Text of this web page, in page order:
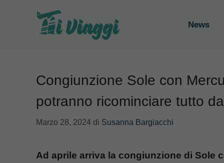
News
Congiunzione Sole con
potranno ricominciare tutto
Marzo 28, 2024 di Susanna Bargiacchi
Ad aprile arriva la congiunzione di Sole